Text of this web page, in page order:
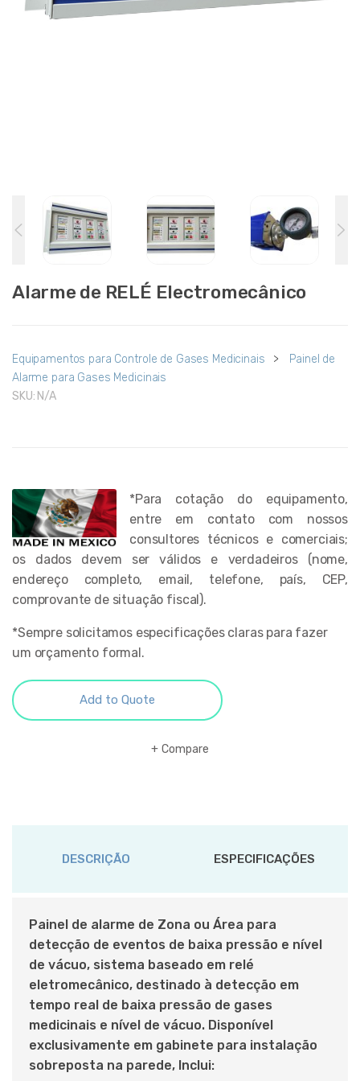
Alarme de RELÉ Electromecânico
Equipamentos para Controle de Gases Medicinais >
Painel de
Alarme para Gases Medicinais
SKU: N/A
*Para cotação do equipamento,
entre em contato com nossos
consultores técnicos e comerciais;
os dados devem ser válidos e verdadeiros (nome,
endereço completo, email, telefone, país, CEP,
comprovante de situação fiscal).
*Sempre solicitamos especificações claras para fazer
um orçamento formal.
Add to Quote
Compare
DESCRIÇÃO ESPECIFICAÇÕES
Painel de alarme de Zona ou Área para
detecção de eventos de baixa pressão e nível
de vácuo, sistema baseado em relé
eletromecânico, destinado à detecção em
tempo real de baixa pressão de gases
medicinais e nível de vácuo. Disponível
exclusivamente em gabinete para instalação
sobreposta na parede, Inclui: